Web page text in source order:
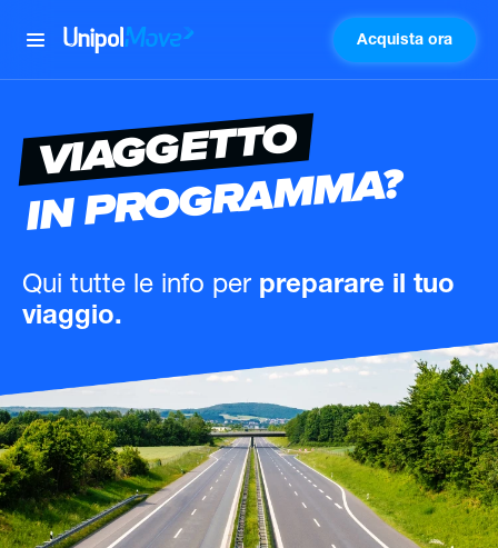
UnipolMove Acquista ora
VIAGGETTO
IN PROGRAMMA?
Qui tutte le info per preparare il tuo
viaggio.